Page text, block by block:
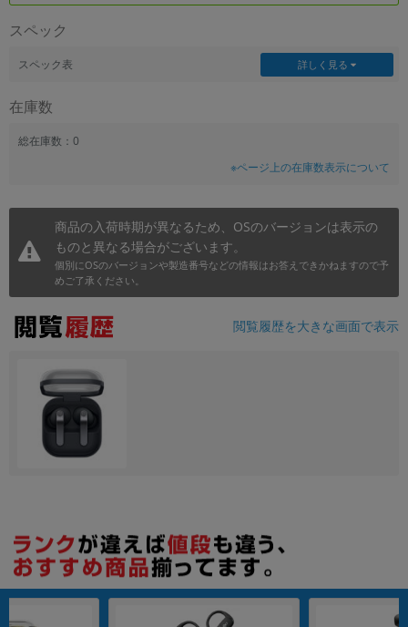
スペック
スペック表 詳しく見る
在庫数
総在庫数：0
※ページ上の在庫数表示について
商品の入荷時期が異なるため、OSのバージョンは表示の
ものと異なる場合がございます。
個別にOSのバージョンや製造番号などの情報はお答えできかねますので予
めご了承ください。
閲覧履歴を大きな画面で表示
OSの絞り込み
メモリ
モニタサイズ
価格
発売日
各項目のチェックボックスは「or検索」となります。
ただし機能別のみ「and検索」となります。